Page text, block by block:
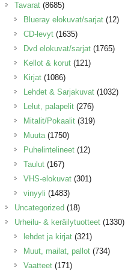
Tavarat (8685)
Blueray elokuvat/sarjat (12)
CD-levyt (1635)
Dvd elokuvat/sarjat (1765)
Kellot & korut (121)
Kirjat (1086)
Lehdet & Sarjakuvat (1032)
Lelut, palapelit (276)
Mitalit/Pokaalit (319)
Muuta (1750)
Puhelintelineet (12)
Taulut (167)
VHS-elokuvat (301)
vinyyli (1483)
Uncategorized (18)
Urheilu- & keräilytuotteet (1330)
lehdet ja kirjat (321)
Muut, mailat, pallot (734)
Vaatteet (171)